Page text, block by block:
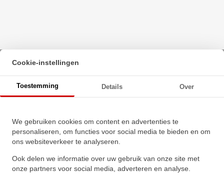
Beginpagina·
Dopmoer hoog DIN 1587 M4 Klasse 6 Verzinkt
Cookie-instellingen
Toestemming Details Over
We gebruiken cookies om content en advertenties te
personaliseren, om functies voor social media te bieden en om
ons websiteverkeer te analyseren.
Ook delen we informatie over uw gebruik van onze site met
onze partners voor social media, adverteren en analyse.
Dopmoer hoog DIN 1587 M4
Klasse 6 Verzinkt
★★★★★
★★★★★
Schrijf een review!